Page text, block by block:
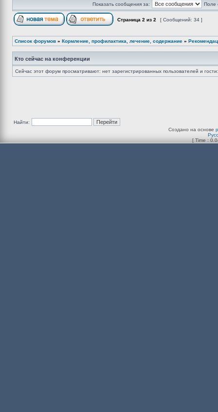
Показать сообщения за: Поле
Страница 2 из 2 [ Сообщений: 34 ]
Список форумов » Кормление, профилактика, лечение, содержание »
Кто сейчас на конференции
Сейчас этот форум просматривают: нет зарегистрированных пользователей и
Найти:
Создано на основе
[ Time :